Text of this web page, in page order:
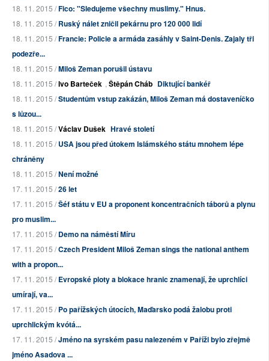
18. 11. 2015 /Fico: "Sledujeme všechny muslimy." Hnus.
18. 11. 2015 /Ruský nálet zničil pekárnu pro 120 000 lidí
18. 11. 2015 /Francie: Policie a armáda zasáhly v Saint-Denis. Zajaly tři
podezře...
18. 11. 2015 /Miloš Zeman porušil ústavu
18. 11. 2015 /Ivo Barteček , Štěpán Cháb Diktující bankéř
18. 11. 2015 /Studentům vstup zakázán, Miloš Zeman má dostaveníčko
s lůzou...
18. 11. 2015 /Václav Dušek Hravé století
18. 11. 2015 /USA jsou před útokem Islámského státu mnohem lépe
chráněny
18. 11. 2015 /Není možné
17. 11. 2015 /26 let
17. 11. 2015 /Šéf státu v EU a proponent koncentračních táborů a plynu
pro muslim...
17. 11. 2015 /Demo na náměstí Míru
17. 11. 2015 /Czech President Miloš Zeman sings the national anthem
with a propon...
17. 11. 2015 /Evropské ploty a blokace hranic znamenají, že uprchlíci
umírají, va...
17. 11. 2015 /Po pařížských útocích, Maďarsko podá žalobu proti
uprchlickým kvótá...
17. 11. 2015 /Jméno na syrském pasu nalezeném v Paříži bylo zřejmě
jméno Asadova ...